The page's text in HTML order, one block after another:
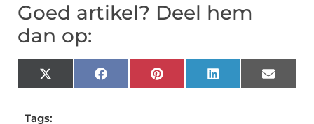
Goed artikel? Deel hem
dan op:
X
(Twitter)
FacebookPinterestLinkedInEmail
Tags: